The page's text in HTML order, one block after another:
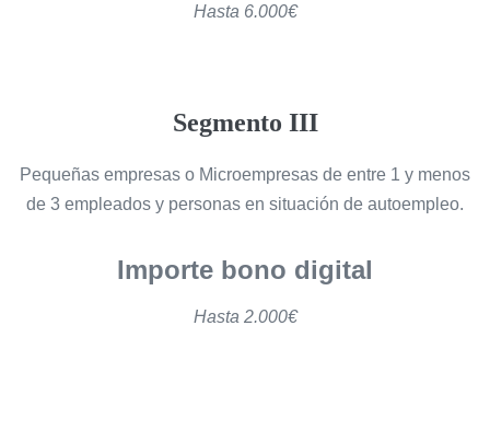
Hasta 6.000€
Segmento III
Pequeñas empresas o Microempresas de entre 1 y menos
de 3 empleados y personas en situación de autoempleo.
Importe bono digital
Hasta 2.000€